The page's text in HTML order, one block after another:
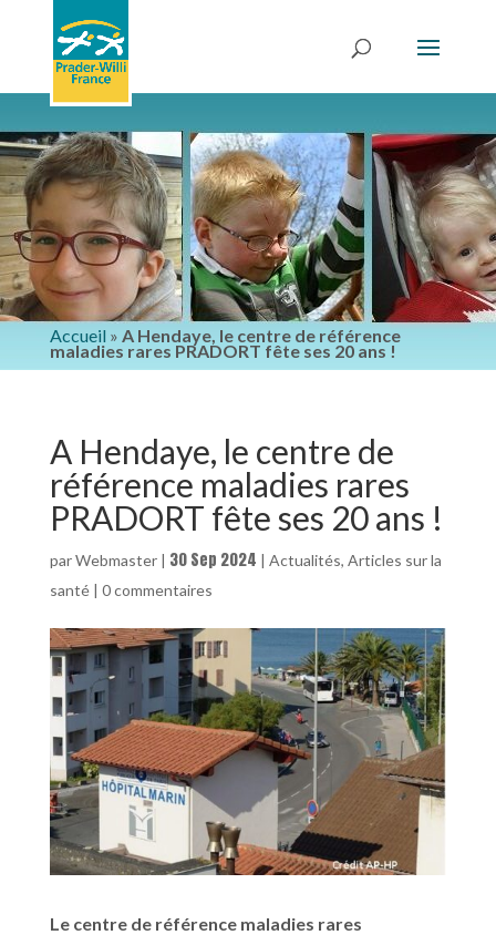
Accueil » A Hendaye, le centre de référence
maladies rares PRADORT fête ses 20 ans !
A Hendaye, le centre de
référence maladies rares
PRADORT fête ses 20 ans !
parWebmaster| 30 Sep 2024 | Actualités, Articles sur la
santé| 0 commentaires
Le centre de référence maladies rares